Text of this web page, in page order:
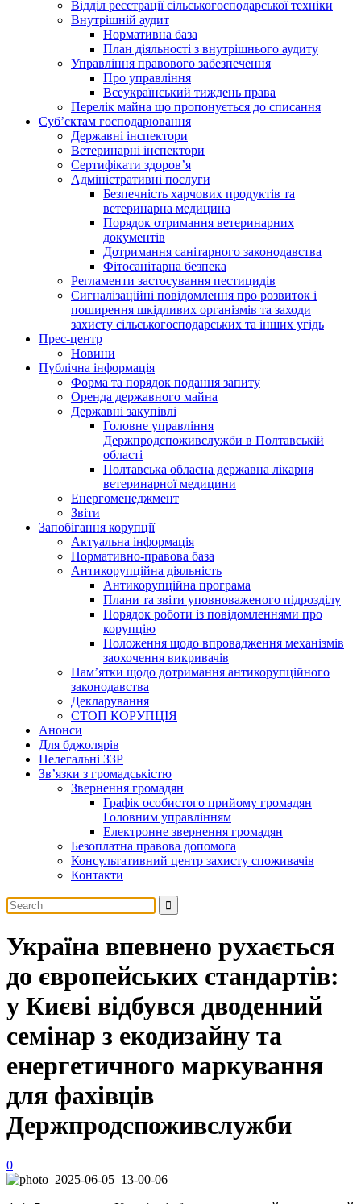
Відділ реєстрації сільськогосподарської техніки
Внутрішній аудит
Нормативна база
План діяльності з внутрішнього аудиту
Управління правового забезпечення
Про управління
Всеукраїнський тиждень права
Перелік майна що пропонується до списання
Суб’єктам господарювання
Державні інспектори
Ветеринарні інспектори
Сертифікати здоров’я
Адміністративні послуги
Безпечність харчових продуктів та
ветеринарна медицина
Порядок отримання ветеринарних
документів
Дотримання санітарного законодавства
Фітосанітарна безпека
Регламенти застосування пестицидів
Сигналізаційні повідомлення про розвиток і
поширення шкідливих організмів та заходи
захисту сільськогосподарських та інших угідь
Прес-центр
Новини
Публічна інформація
Форма та порядок подання запиту
Оренда державного майна
Державні закупівлі
Головне управління
Держпродспоживслужби в Полтавській
області
Полтавська обласна державна лікарня
ветеринарної медицини
Енергоменеджмент
Звіти
Запобігання корупції
Актуальна інформація
Нормативно-правова база
Антикорупційна діяльність
Антикорупційна програма
Плани та звіти уповноваженого підрозділу
Порядок роботи із повідомленнями про
корупцію
Положення щодо впровадження механізмів
заохочення викривачів
Пам’ятки щодо дотримання антикорупційного
законодавства
Декларування
СТОП КОРУПЦІЯ
Анонси
Для бджолярів
Нелегальні ЗЗР
Зв’язки з громадськістю
Звернення громадян
Графік особистого прийому громадян
Головним управлінням
Електронне звернення громадян
Безоплатна правова допомога
Консультативний центр захисту споживачів
Контакти
Україна впевнено рухається
до європейських стандартів:
у Києві відбувся дводенний
семінар з екодизайну та
енергетичного маркування
для фахівців
Держпродспоживслужби
0